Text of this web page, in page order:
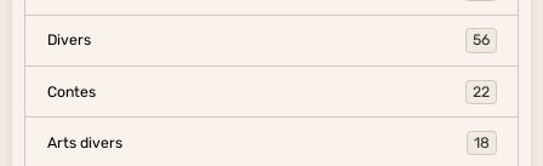
Divers 56
Contes 22
Arts divers 18